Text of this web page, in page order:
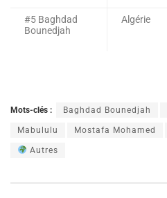
#5 Baghdad
Bounedjah
Algérie
Mots-clés : Baghdad Bounedjah
Mabululu Mostafa Mohamed
Autres